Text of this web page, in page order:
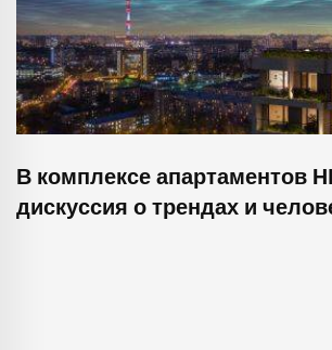
В комплексе апартаментов
дискуссия о трендах и